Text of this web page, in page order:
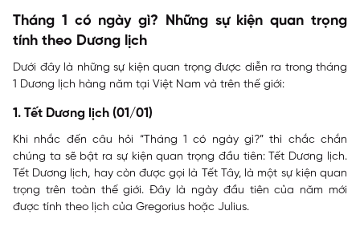
Tháng 1 có ngày gì? Những sự kiện quan trọng
tính theo Dương lịch
Dưới đây là những sự kiện quan trọng được diễn ra trong tháng
1 Dương lịch hàng năm tại Việt Nam và trên thế giới:
1. Tết Dương lịch (01/01)
Khi nhắc đến câu hỏi “Tháng 1 có ngày gì?” thì chắc chắn
chúng ta sẽ bật ra sự kiện quan trọng đầu tiên: Tết Dương lịch.
Tết Dương lịch, hay còn được gọi là Tết Tây, là một sự kiện quan
trọng trên toàn thế giới. Đây là ngày đầu tiên của năm mới
được tính theo lịch của Gregorius hoặc Julius.